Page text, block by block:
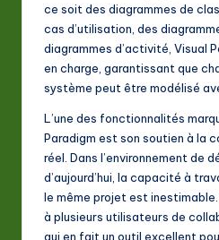
ce soit des diagrammes de
cas d’utilisation, des
diagrammes d’activité, Visual
en charge, garantissant que
système peut être modélisé
L’une des fonctionnalités
Paradigm est son soutien à la
réel. Dans l’environnement de
d’aujourd’hui, la capacité à
le même projet est
à plusieurs utilisateurs de
qui en fait un outil excellent